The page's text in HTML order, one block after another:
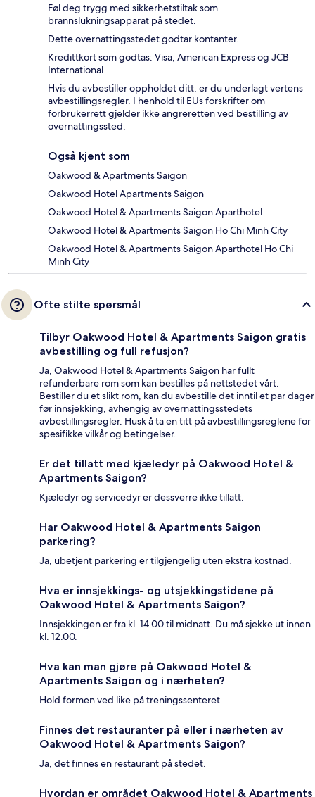
Føl deg trygg med sikkerhetstiltak som
brannslukningsapparat på stedet.
Dette overnattingsstedet godtar kontanter.
Kredittkort som godtas: Visa, American Express og JCB
International
Hvis du avbestiller oppholdet ditt, er du underlagt vertens
avbestillingsregler. I henhold til EUs forskrifter om
forbrukerrett gjelder ikke angreretten ved bestilling av
overnattingssted.
Også kjent som
Oakwood & Apartments Saigon
Oakwood Hotel Apartments Saigon
Oakwood Hotel & Apartments Saigon Aparthotel
Oakwood Hotel & Apartments Saigon Ho Chi Minh City
Oakwood Hotel & Apartments Saigon Aparthotel Ho Chi
Minh City
Ofte stilte spørsmål
Tilbyr Oakwood Hotel & Apartments Saigon gratis
avbestilling og full refusjon?
Ja, Oakwood Hotel & Apartments Saigon har fullt
refunderbare rom som kan bestilles på nettstedet vårt.
Bestiller du et slikt rom, kan du avbestille det inntil et par dager
før innsjekking, avhengig av overnattingsstedets
avbestillingsregler. Husk å ta en titt på avbestillingsreglene for
spesifikke vilkår og betingelser.
Er det tillatt med kjæledyr på Oakwood Hotel &
Apartments Saigon?
Kjæledyr og servicedyr er dessverre ikke tillatt.
Har Oakwood Hotel & Apartments Saigon
parkering?
Ja, ubetjent parkering er tilgjengelig uten ekstra kostnad.
Hva er innsjekkings- og utsjekkingstidene på
Oakwood Hotel & Apartments Saigon?
Innsjekkingen er fra kl. 14.00 til midnatt. Du må sjekke ut innen
kl. 12.00.
Hva kan man gjøre på Oakwood Hotel &
Apartments Saigon og i nærheten?
Hold formen ved like på treningssenteret.
Finnes det restauranter på eller i nærheten av
Oakwood Hotel & Apartments Saigon?
Ja, det finnes en restaurant på stedet.
Hvordan er området Oakwood Hotel & Apartments